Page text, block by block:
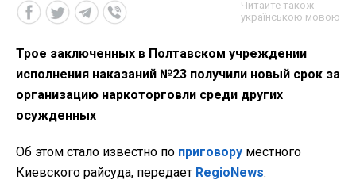
Читайте також
українською мовою
Трое заключенных в Полтавском учреждении
исполнения наказаний №23 получили новый срок за
организацию наркоторговли среди других
осужденных
Об этом стало известно по приговору местного
Киевского райсуда, передает RegioNews.